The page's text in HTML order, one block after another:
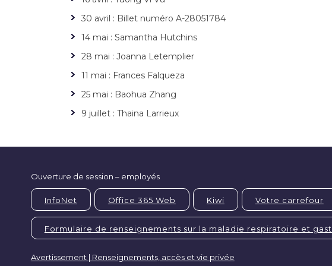
30 avril : Billet numéro A-28051784
14 mai : Samantha Hutchins
28 mai : Joanna Letemplier
11 mai : Frances Falqueza
25 mai : Baohua Zhang
9 juillet : Thaina Larrieux
Ouverture de session – employés
InfoNet Office 365 Web Kiwi Votre carrefour
Formulaire de renseignements sur la maladie respiratoire et
Avertissement | Renseignements, accès et vie privée